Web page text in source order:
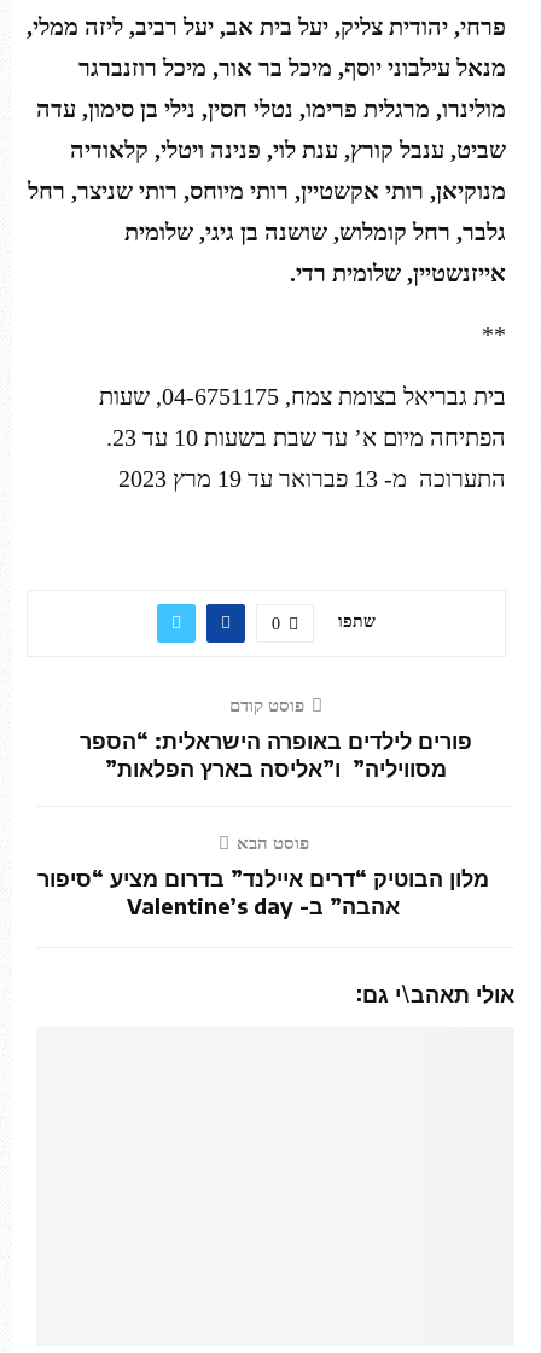
פרחי, יהודית צליק, יעל בית אב, יעל רביב, ליזה ממלי,
מנאל עילבוני יוסף, מיכל בר אור, מיכל רוזנברגר
מולינרו, מרגלית פרימו, נטלי חסין, נילי בן סימון, עדה
שביט, ענבל קורץ, ענת לוי, פנינה ויטלי, קלאודיה
מנוקיאן, רותי אקשטיין, רותי מיוחס, רותי שניצר, רחל
גלבר, רחל קומלוש, שושנה בן גיגי, שלומית
אייזנשטיין, שלומית רדי.
**
בית גבריאל בצומת צמח, 04-6751175, שעות
הפתיחה מיום א’ עד שבת בשעות 10 עד 23.
התערוכה מ- 13 פברואר עד 19 מרץ 2023
שתפו 0
פוסט קודם
פורים לילדים באופרה הישראלית: “הספר
מסוויליה” ו”אליסה בארץ הפלאות”
פוסט הבא
מלון הבוטיק “דרים איילנד” בדרום מציע “סיפור
אהבה” ב- Valentine’s day
אולי תאהב\י גם: